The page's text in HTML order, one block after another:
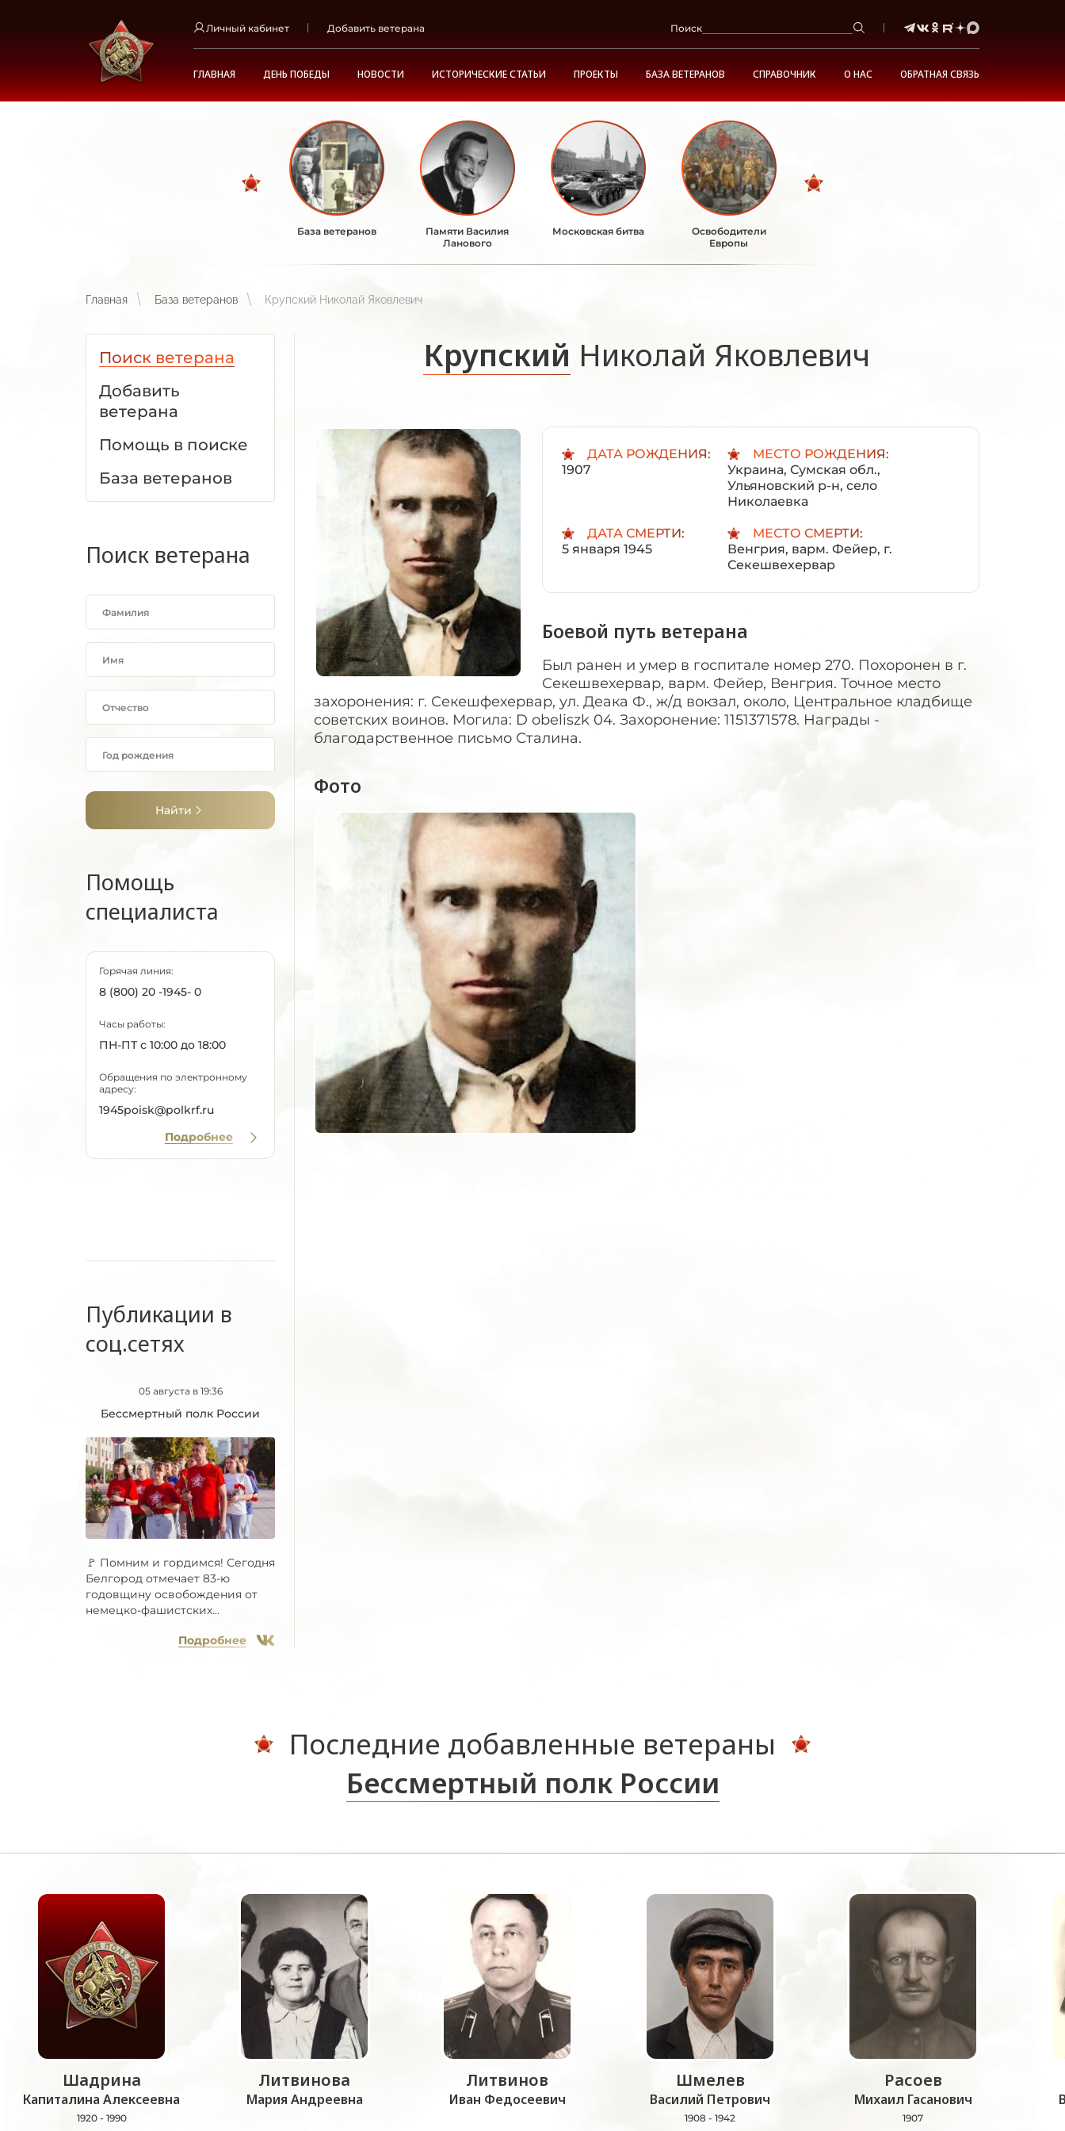
Личный кабинет Добавить ветерана Поиск
ГЛАВНАЯ ДЕНЬ ПОБЕДЫ НОВОСТИ ИСТОРИЧЕСКИЕ СТАТЬИ ПРОЕКТЫ БАЗА ВЕТЕРАНОВ СПРАВОЧНИК О НАС ОБРАТНАЯ СВЯЗЬ
База ветеранов
Памяти Василия
Ланового
Московская битва
Освободители
Европы
Главная База ветеранов Крупский Николай Яковлевич
Поиск ветерана
Добавить
ветерана
Помощь в поиске
База ветеранов
Поиск ветерана
Найти
Помощь
специалиста
Горячая линия:
8 (800) 20 -1945- 0
Часы работы:
ПН-ПТ с 10:00 до 18:00
Обращения по электронному
адресу:
1945poisk@polkrf.ru
Подробнее
Публикации в
соц.сетях
05 августа в 19:36
Бессмертный полк России
🚩 Помним и гордимся! Сегодня
Белгород отмечает 83-ю
годовщину освобождения от
немецко-фашистских...
Подробнее
Крупский Николай Яковлевич
ДАТА РОЖДЕНИЯ:
1907
МЕСТО РОЖДЕНИЯ:
Украина, Сумская обл.,
Ульяновский р-н, село
Николаевка
ДАТА СМЕРТИ:
5 января 1945
МЕСТО СМЕРТИ:
Венгрия, варм. Фейер, г.
Секешвехервар
Боевой путь ветерана
Был ранен и умер в госпитале номер 270. Похоронен в г.
Секешвехервар, варм. Фейер, Венгрия. Точное место
захоронения: г. Секешфехервар, ул. Деака Ф., ж/д вокзал, около, Центральное кладбище
советских воинов. Могила: D obeliszk 04. Захоронение: 1151371578. Награды -
благодарственное письмо Сталина.
Фото
Последние добавленные ветераны
Бессмертный полк России
Шадрина
Капиталина Алексеевна
1920 - 1990
Литвинова
Мария Андреевна
Литвинов
Иван Федосеевич
Шмелев
Василий Петрович
1908 - 1942
Расоев
Михаил Гасанович
1907